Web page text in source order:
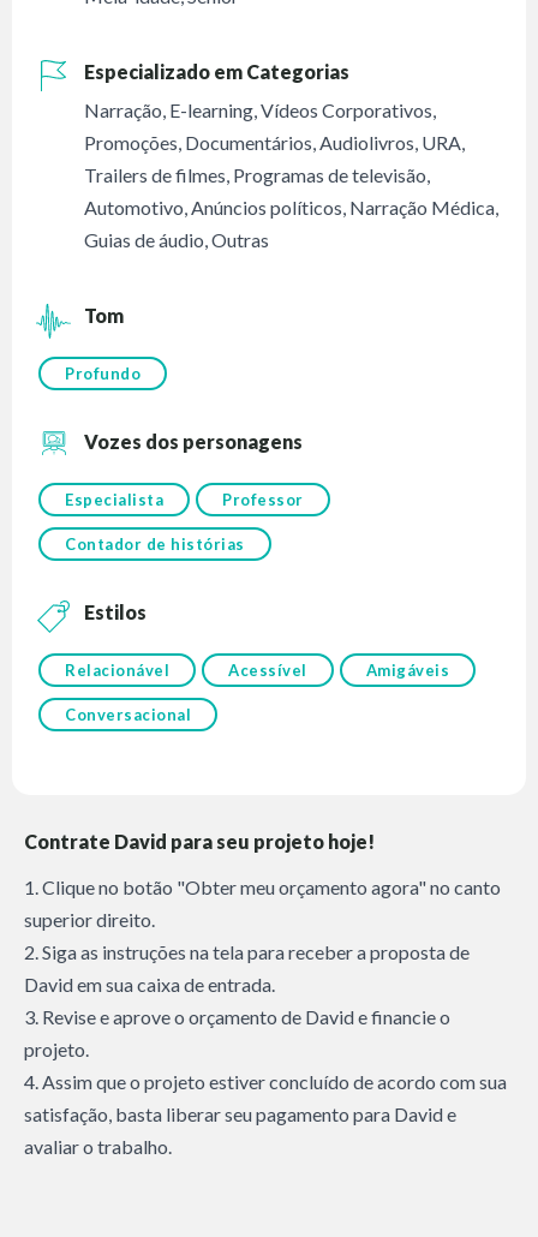
Especializado em Categorias
Narração, E-learning,Vídeos Corporativos,
Promoções, Documentários,Audiolivros, URA,
Trailers de filmes, Programas de televisão,
Automotivo,Anúncios políticos, Narração Médica,
Guias de áudio,Outras
Tom
Profundo
Vozes dos personagens
Especialista Professor
Contador de histórias
Estilos
Relacionável Acessível Amigáveis
Conversacional
Contrate David para seu projeto hoje!
1. Clique no botão "Obter meu orçamento agora" no canto
superior direito.
2. Siga as instruções na tela para receber a proposta de
David em sua caixa de entrada.
3. Revise e aprove o orçamento de David e financie o
projeto.
4. Assim que o projeto estiver concluído de acordo com sua
satisfação, basta liberar seu pagamento para David e
avaliar o trabalho.